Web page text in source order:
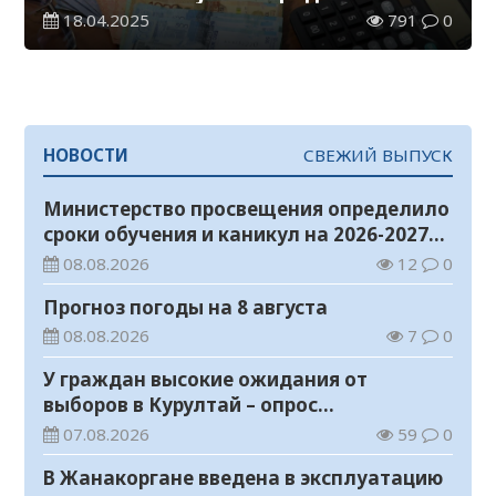
истекает 21 апреля
18.04.2025 791 0
НОВОСТИ СВЕЖИЙ ВЫПУСК
Министерство просвещения определило
сроки обучения и каникул на 2026-2027
учебный год
08.08.2026 12 0
Прогноз погоды на 8 августа
08.08.2026 7 0
У граждан высокие ожидания от
выборов в Курултай – опрос
общественного мнения
07.08.2026 59 0
В Жанакоргане введена в эксплуатацию